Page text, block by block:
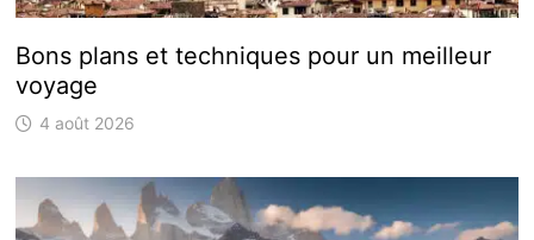
Bons plans et techniques pour un meilleur
voyage
4 août 2026